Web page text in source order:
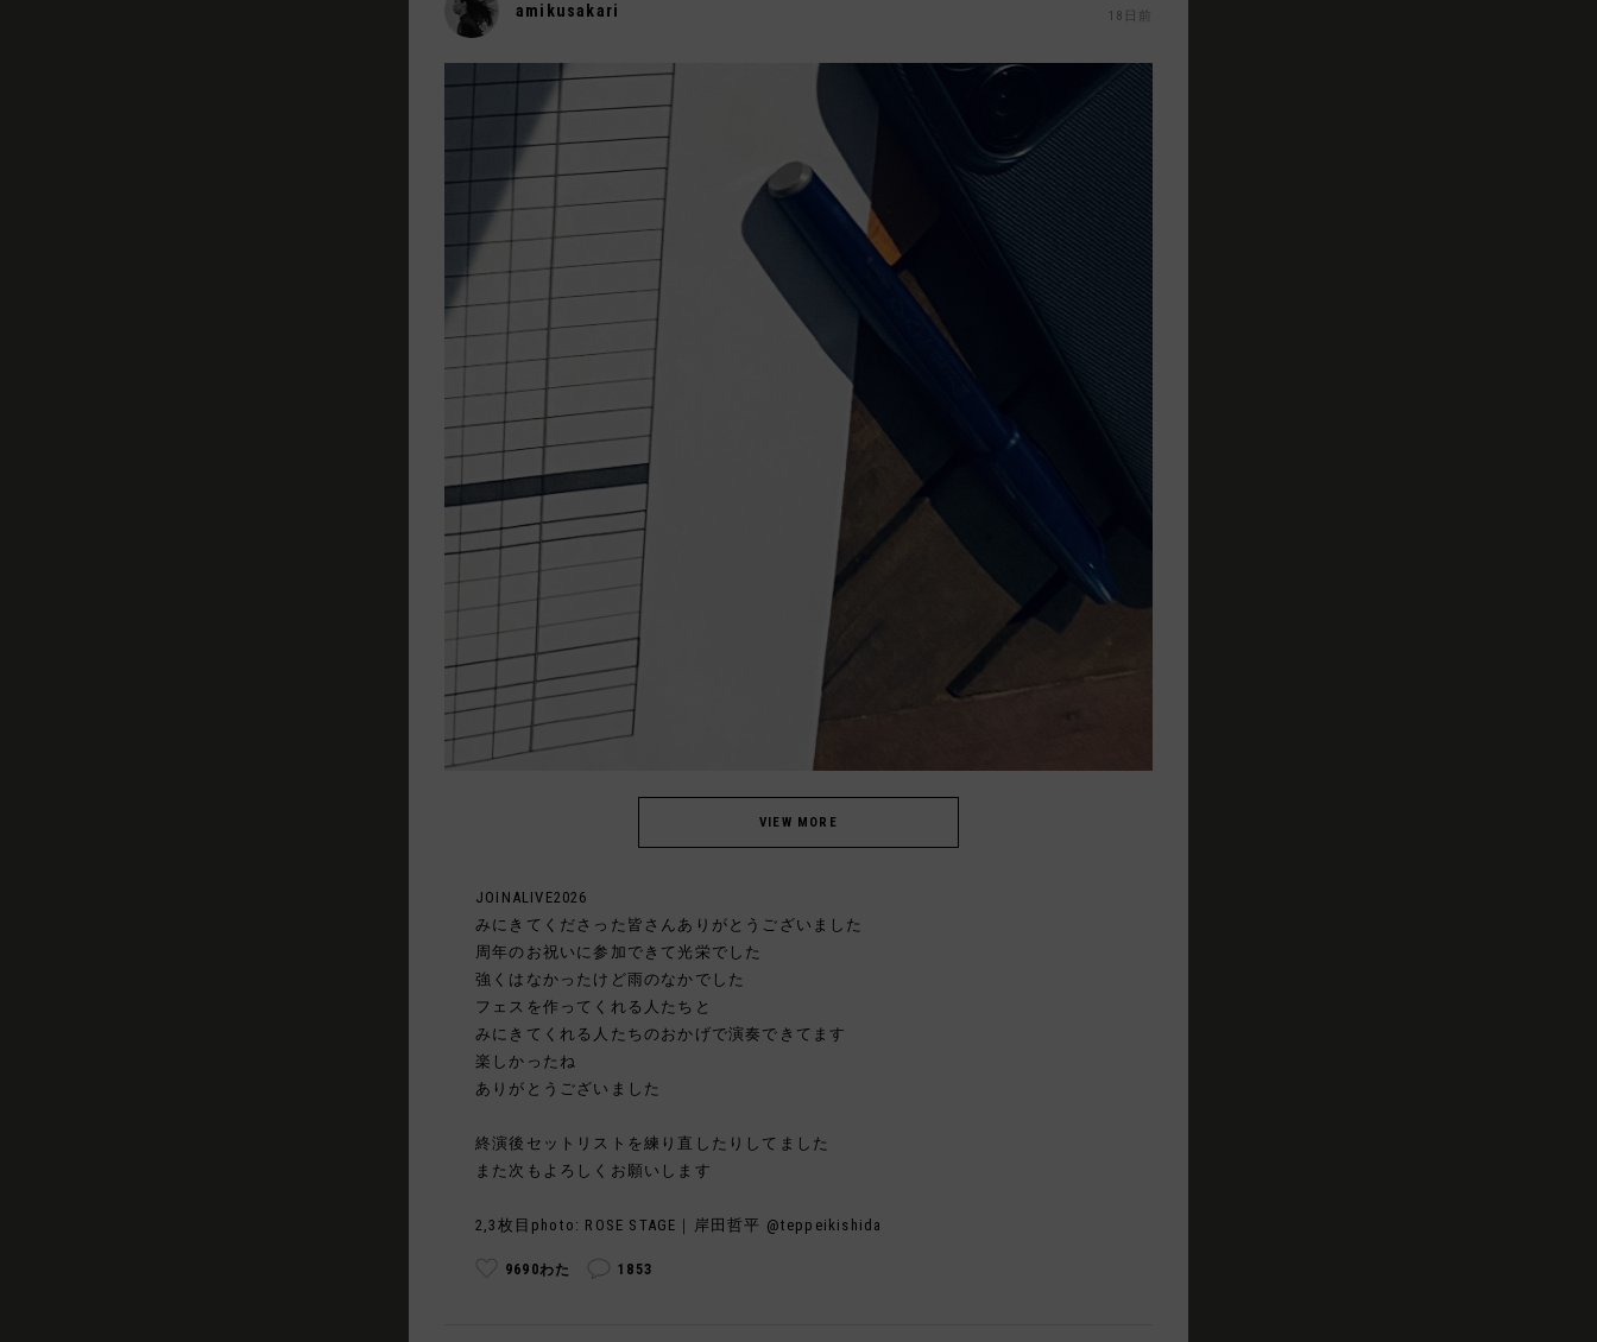
amikusakari 18日前
JOINALIVE2026
みにきてくださった皆さんありがとうございました
周年のお祝いに参加できて光栄でした
強くはなかったけど雨のなかでした
フェスを作ってくれる人たちと
みにきてくれる人たちのおかげで演奏できてます
楽しかったね
ありがとうございました
終演後セットリストを練り直したりしてました
また次もよろしくお願いします
2,3枚目photo: ROSE STAGE｜岸田哲平 @teppeikishida
9690わた 1853